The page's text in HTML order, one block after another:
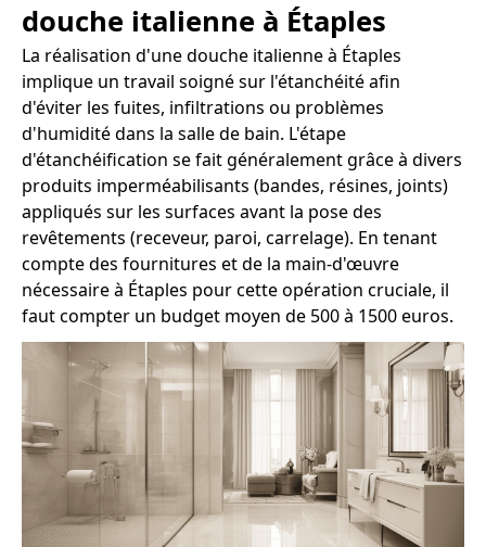
douche italienne à Étaples
La réalisation d'une douche italienne à Étaples
implique un travail soigné sur l'étanchéité afin
d'éviter les fuites, infiltrations ou problèmes
d'humidité dans la salle de bain. L'étape
d'étanchéification se fait généralement grâce à divers
produits imperméabilisants (bandes, résines, joints)
appliqués sur les surfaces avant la pose des
revêtements (receveur, paroi, carrelage). En tenant
compte des fournitures et de la main-d'œuvre
nécessaire à Étaples pour cette opération cruciale, il
faut compter un budget moyen de 500 à 1500 euros.